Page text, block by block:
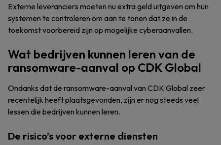
Externe leveranciers moeten nu extra geld uitgeven om hun
systemen te controleren om aan te tonen dat ze in de
toekomst voorbereid zijn op mogelijke cyberaanvallen.
Wat bedrijven kunnen leren van de
ransomware-aanval op CDK Global
Ondanks dat de ransomware-aanval van CDK Global zeer
recentelijk heeft plaatsgevonden, zijn er nog steeds veel
lessen die bedrijven kunnen leren.
De risico’s voor externe diensten